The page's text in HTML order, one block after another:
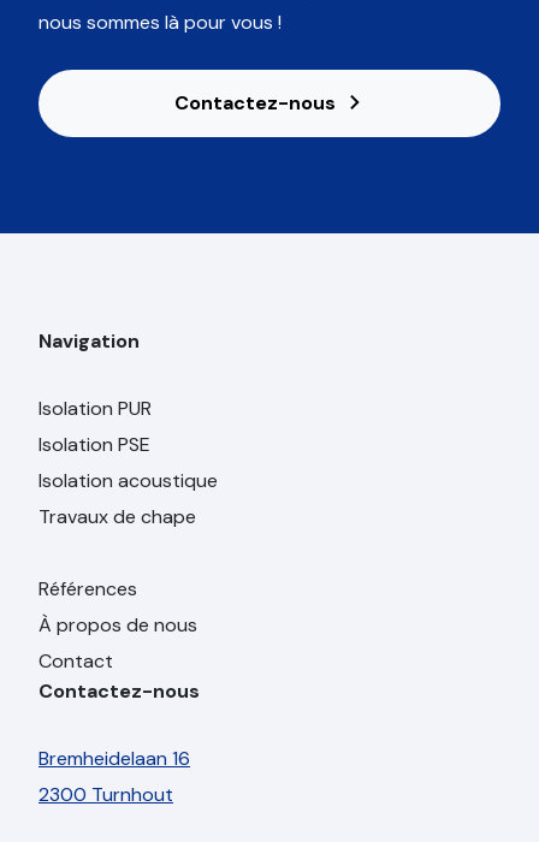
nous sommes là pour vous !
Contactez-nous
Navigation
Isolation PUR
Isolation PSE
Isolation acoustique
Travaux de chape
Références
À propos de nous
Contact
Contactez-nous
Bremheidelaan 16
2300 Turnhout